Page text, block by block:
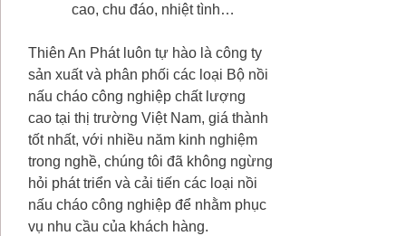
cao, chu đáo, nhiệt tình…
Thiên An Phát luôn tự hào là công ty
sản xuất và phân phối các loại Bộ nồi
nấu cháo công nghiệp chất lượng
cao tại thị trường Việt Nam, giá thành
tốt nhất, với nhiều năm kinh nghiệm
trong nghề, chúng tôi đã không ngừng
hỏi phát triển và cải tiến các loại nồi
nấu cháo công nghiệp để nhằm phục
vụ nhu cầu của khách hàng.